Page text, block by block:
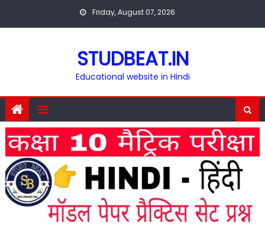
Friday, August 07, 2026
STUDBEAT.IN
Educational website in Hindi